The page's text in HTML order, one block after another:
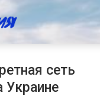
сеть
Украине